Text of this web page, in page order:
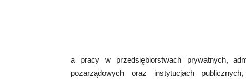
a pracy w przedsiębiorstwach prywatnych,
pozarządowych oraz instytucjach